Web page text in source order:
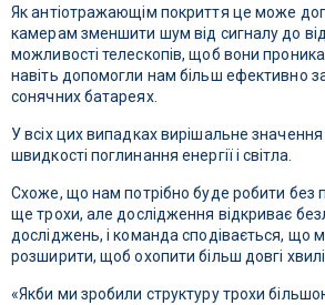
Як антіотражающім покриття це може
камерам зменшити шум від сигналу до
можливості телескопів, щоб вони
навіть допомогли нам більш ефективно
сонячних батареях.
У всіх цих випадках вирішальне
швидкості поглинання енергії і світла.
Схоже, що нам потрібно буде робити без
ще трохи, але дослідження відкриває
досліджень, і команда сподівається, що
розширити, щоб охопити більш довгі хвилі.
«Якби ми зробили структуру трохи